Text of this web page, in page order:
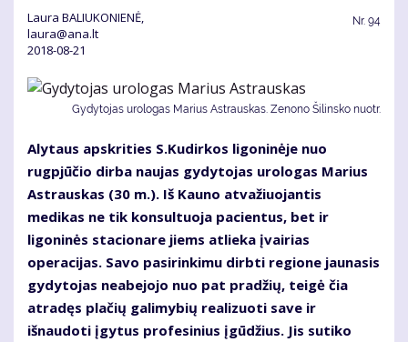
Laura BALIUKONIENĖ,
laura@ana.lt
2018-08-21
Nr. 94
Gydytojas urologas Marius Astrauskas. Zenono Šilinsko nuotr.
Alytaus apskrities S.Kudirkos ligoninėje nuo
rugpjūčio dirba naujas gydytojas urologas Marius
Astrauskas (30 m.). Iš Kauno atvažiuojantis
medikas ne tik konsultuoja pacientus, bet ir
ligoninės stacionare jiems atlieka įvairias
operacijas. Savo pasirinkimu dirbti regione jaunasis
gydytojas neabejojo nuo pat pradžių, teigė čia
atradęs plačių galimybių realizuoti save ir
išnaudoti įgytus profesinius įgūdžius. Jis sutiko